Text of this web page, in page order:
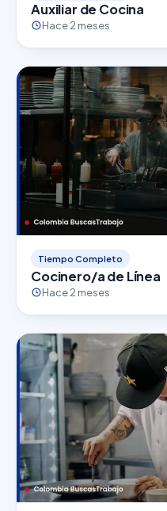
Auxiliar de Cocina
Hace 2 meses
Tiempo Completo
Cocinero/a de Línea
Hace 2 meses